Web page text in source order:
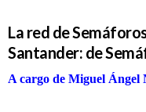
La red de
Santander: de
A cargo de Miguel Ángel